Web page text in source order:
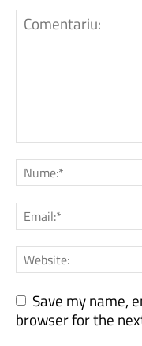
Save my name,
browser for the